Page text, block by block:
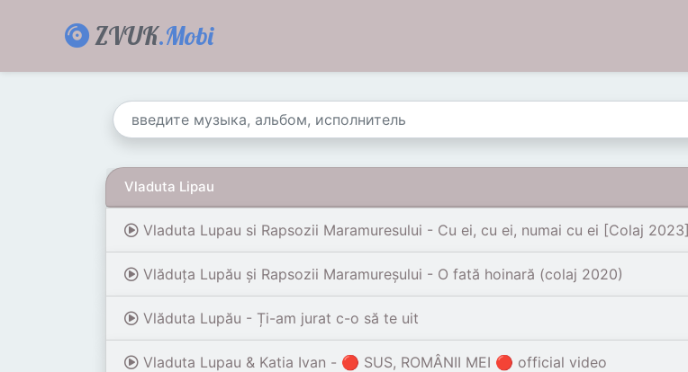
ZVUK.Mobi
Vladuta Lipau
Vladuta Lupau si Rapsozii Maramuresului - Cu ei, cu ei, numai cu ei [Colaj 2023]
Vlăduța Lupău și Rapsozii Maramureșului - O fată hoinară (colaj 2020)
Vlăduta Lupău - Ți-am jurat c-o să te uit
Vladuta Lupau & Katia Ivan - 🔴 SUS, ROMÂNII MEI 🔴 official video